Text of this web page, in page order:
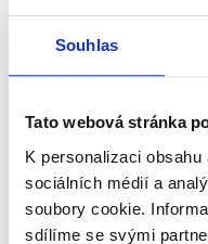
Souhlas
Tato webová stránka
K personalizaci
sociálních médií a
soubory cookie.
sdílíme se svými
nepravdy se
Newsletter
Sociální sítě